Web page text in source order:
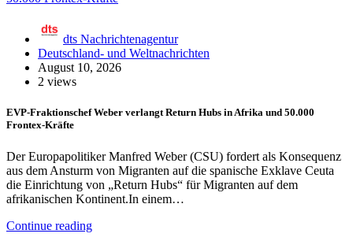
dts Nachrichtenagentur
Deutschland- und Weltnachrichten
August 10, 2026
2 views
EVP-Fraktionschef Weber verlangt Return Hubs in Afrika und 50.000
Frontex-Kräfte
Der Europapolitiker Manfred Weber (CSU) fordert als Konsequenz
aus dem Ansturm von Migranten auf die spanische Exklave Ceuta
die Einrichtung von „Return Hubs“ für Migranten auf dem
afrikanischen Kontinent.In einem…
Continue reading